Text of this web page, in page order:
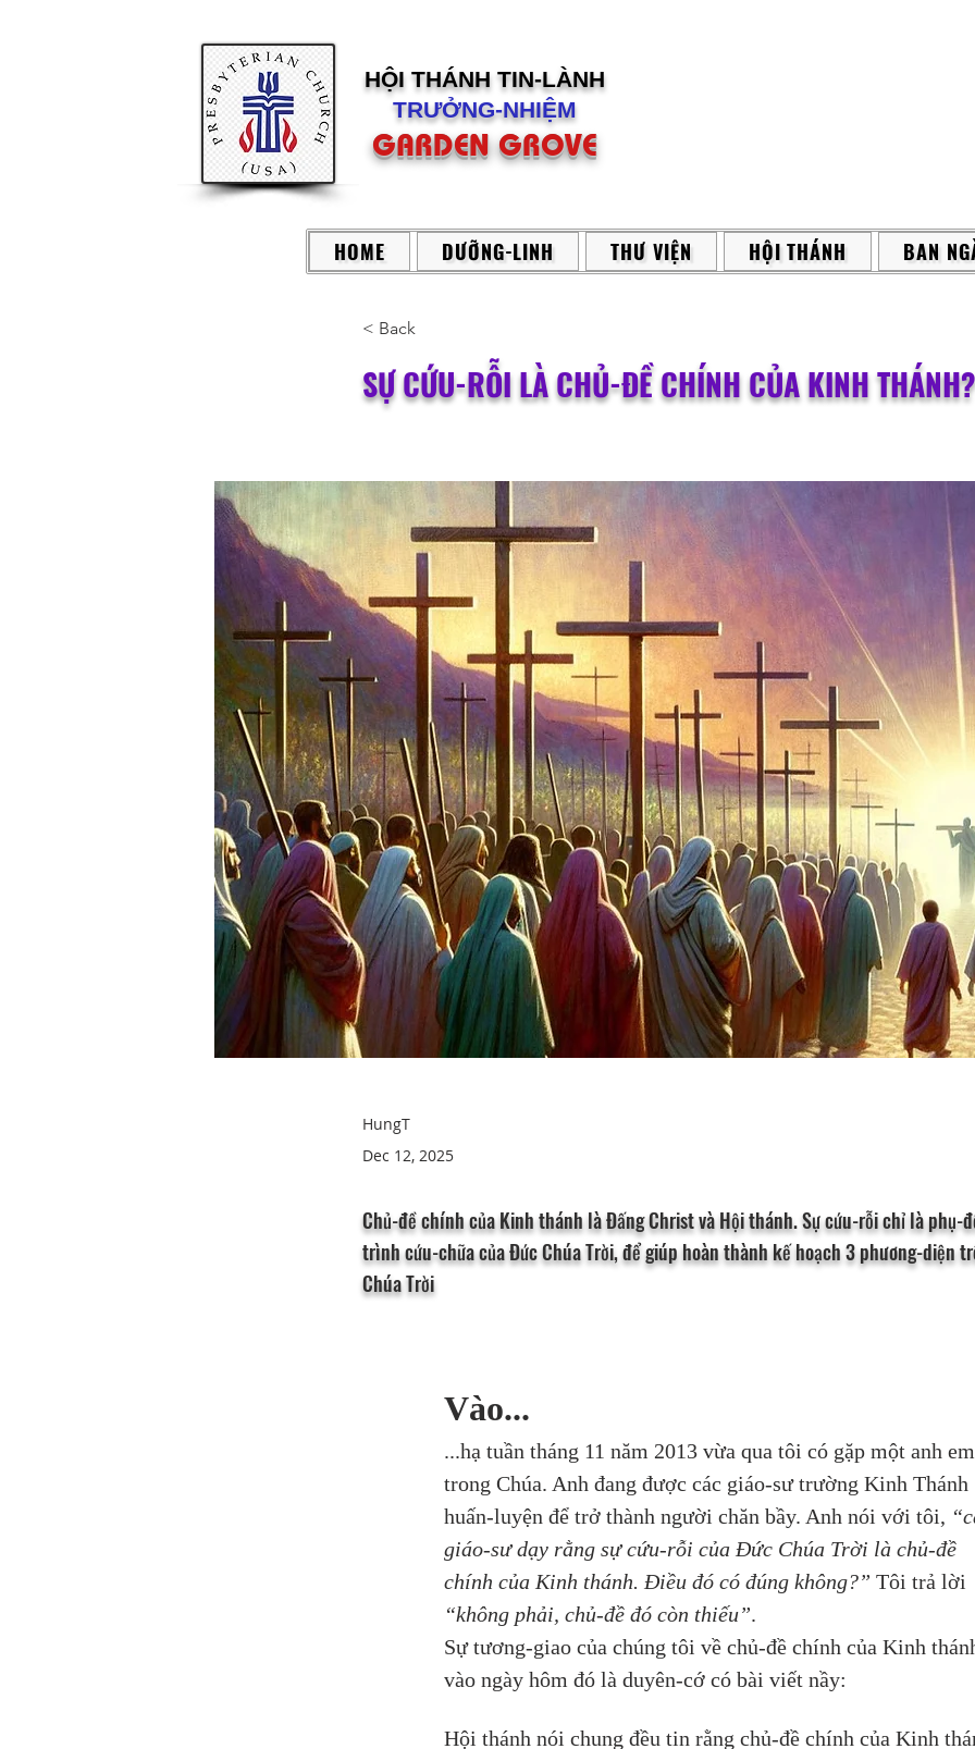
HỘI THÁNH TIN-LÀNH
TRƯỞNG-NHIỆM
GARDEN GROVE
HOME DƯỠNG-LINH THƯ VIỆN HỘI THÁNH BAN
< Back
SỰ CỨU-RỖI LÀ CHỦ-ĐỀ CHÍNH CỦA KINH THÁNH?
HungT
Dec 12, 2025
Chủ-đề chính của Kinh thánh là Đấng Christ và Hội thánh. Sự cứu-rỗi chỉ là phụ-
trình cứu-chữa của Đức Chúa Trời, để giúp hoàn thành kế hoạch 3 phương-diện
Chúa Trời
Vào...
...hạ tuần tháng 11 năm 2013 vừa qua tôi có gặp một anh em
trong Chúa. Anh đang được các giáo-sư trường Kinh Thánh
huấn-luyện để trở thành người chăn bầy. Anh nói với tôi,
giáo-sư dạy rằng sự cứu-rỗi của Đức Chúa Trời là chủ-đề
chính của Kinh thánh. Điều đó có đúng không?” Tôi trả lời
“không phải, chủ-đề đó còn thiếu”.
Sự tương-giao của chúng tôi về chủ-đề chính của Kinh
vào ngày hôm đó là duyên-cớ có bài viết nầy:
Hội thánh nói chung đều tin rằng chủ-đề chính của Kinh